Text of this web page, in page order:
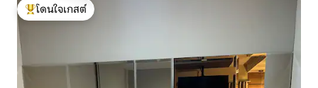
โดนใจเกสต์ที่สุด
โดนใจเกสต์